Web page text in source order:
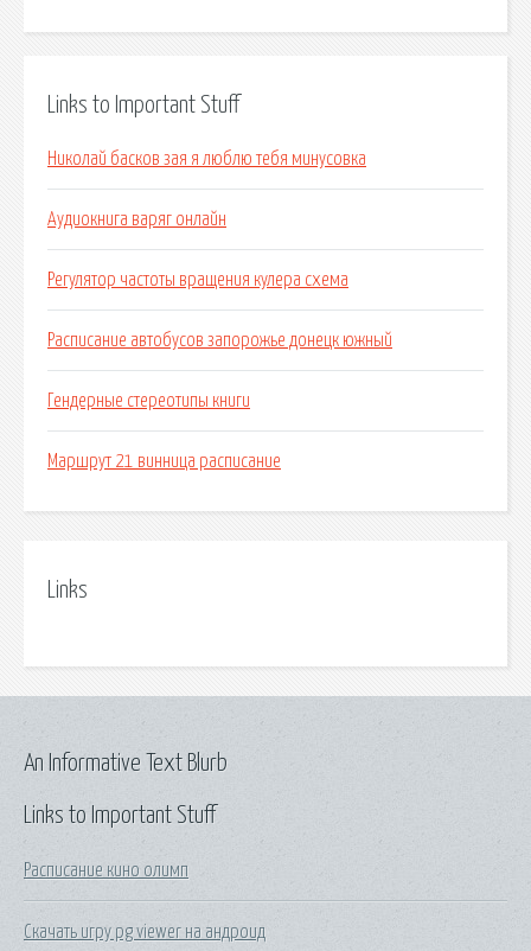
Links to Important Stuff
Николай басков зая я люблю тебя минусовка
Аудиокнига варяг онлайн
Регулятор частоты вращения кулера схема
Расписание автобусов запорожье донецк южный
Гендерные стереотипы книги
Маршрут 21 винница расписание
Links
Links to Important Stuff
Расписание кино олимп
Скачать игру pg viewer на андроид
An Informative Text Blurb